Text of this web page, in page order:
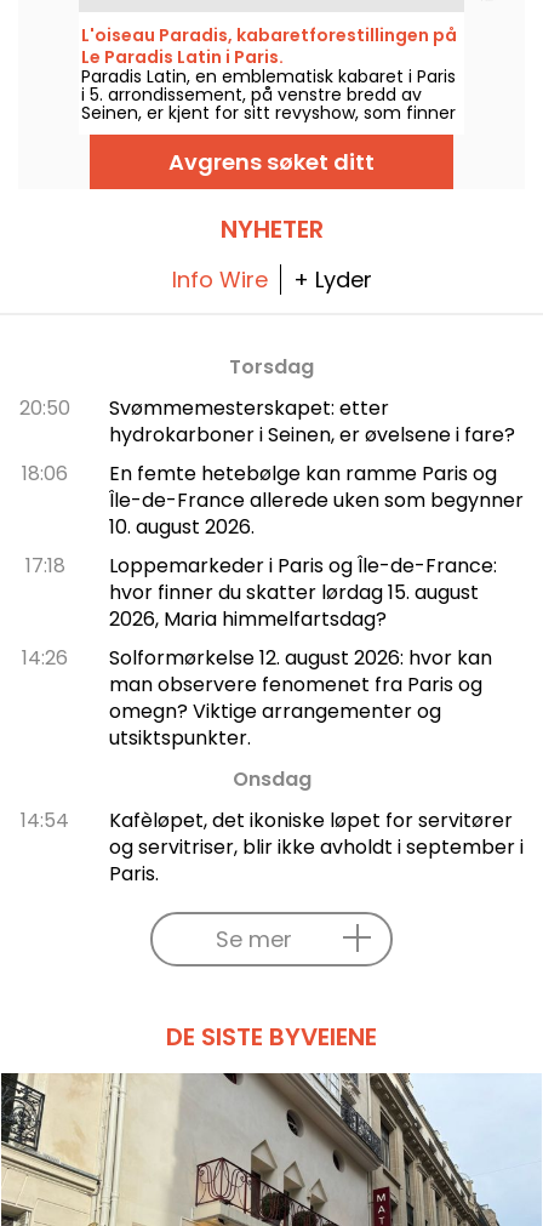
inngangsdøren, blir du revet med av en helt
annen atmosfære, med et fantastisk show
med dans, opptredener og lysende
dekorasjoner.
L'oiseau Paradis, kabaretforestillingen på
Le Paradis Latin i Paris.
Paradis Latin, en emblematisk kabaret i Paris
i 5. arrondissement, på venstre bredd av
Seinen, er kjent for sitt revyshow, som finner
sted hver kveld i luksuriøse omgivelser og en
festlig atmosfære. Revyen som spilles her er
alltid "L'Oiseau Paradis", et show av Kamel
Ouali. Dièse og Solen Shawen leder showet.
Avgrens søket ditt
NYHETER
Info Wire + Lyder
Torsdag
20:50
Svømmemesterskapet: etter
hydrokarboner i Seinen, er øvelsene i fare?
18:06
En femte hetebølge kan ramme Paris og
Île-de-France allerede uken som begynner
10. august 2026.
17:18
Loppemarkeder i Paris og Île-de-France:
hvor finner du skatter lørdag 15. august
2026, Maria himmelfartsdag?
14:26
Solformørkelse 12. august 2026: hvor kan
man observere fenomenet fra Paris og
omegn? Viktige arrangementer og
utsiktspunkter.
Onsdag
14:54
Kafèløpet, det ikoniske løpet for servitører
og servitriser, blir ikke avholdt i september i
Paris.
Se mer
DE SISTE BYVEIENE